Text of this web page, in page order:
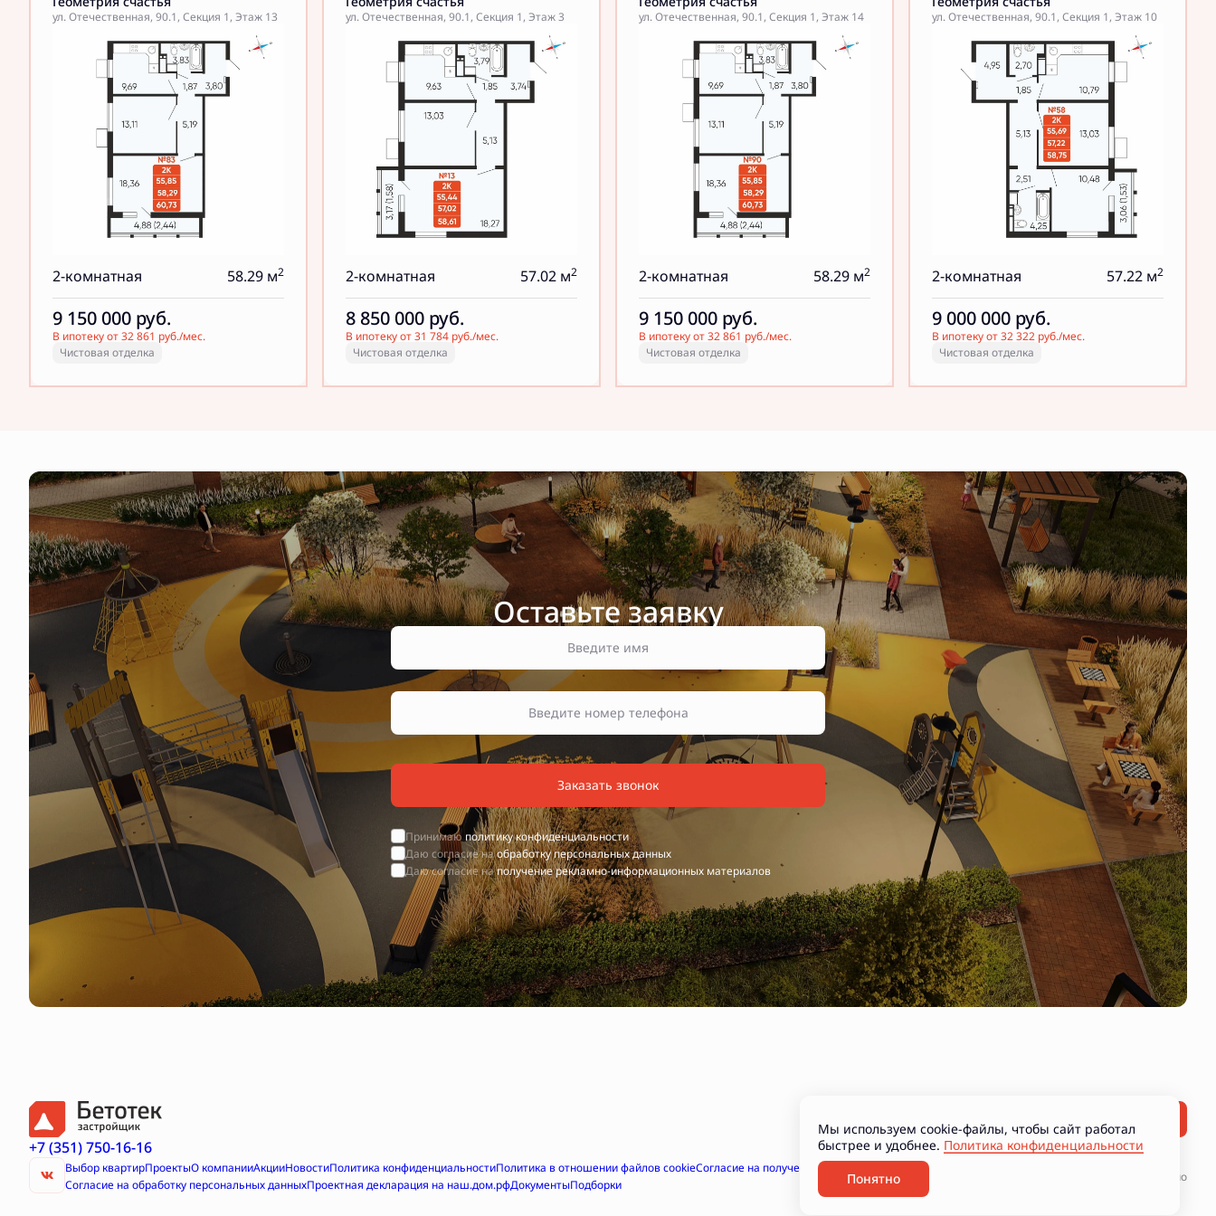
ул. Отечественная, 90.1, Секция 1, Этаж 13
2-комнатная 58.29 м2
9 150 000 руб.
В ипотеку от 32 861 руб./мес.
Чистовая отделка
ул. Отечественная, 90.1, Секция 1, Этаж 3
2-комнатная 57.02 м2
8 850 000 руб.
В ипотеку от 31 784 руб./мес.
Чистовая отделка
ул. Отечественная, 90.1, Секция 1, Этаж 14
2-комнатная 58.29 м2
9 150 000 руб.
В ипотеку от 32 861 руб./мес.
Чистовая отделка
ул. Отечественная, 90.1, Секция 1, Этаж 10
2-комнатная 57.22 м2
9 000 000 руб.
В ипотеку от 32 322 руб./мес.
Чистовая отделка
Оставьте заявку
Заказать звонок
Принимаю политику конфиденциальности
Даю согласие наобработку персональных данных
Даю согласие наполучение рекламно-информационных материалов
+7 (351) 750-16-16
Выбор квартирПроектыО компанииАкцииНовостиПолитика конфиденциальностиПолитика в отношении файлов cookieСогласие на получение рекламно-информационных материалов
Согласие на обработку персональных данныхПроектная декларация на наш.дом.рфДокументыПодборки
Разработано
Мы используем cookie-файлы, чтобы сайт работал
быстрее и удобнее. Политика конфиденциальности
Понятно